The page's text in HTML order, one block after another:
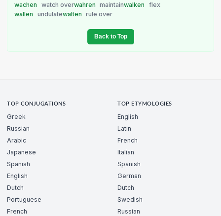
wachen
watch overwahren maintainwalken
flex
wallen
undulatewalten rule over
Back to Top
TOP CONJUGATIONS
Greek
Russian
Arabic
Japanese
Spanish
English
Dutch
Portuguese
French
TOP ETYMOLOGIES
English
Latin
French
Italian
Spanish
German
Dutch
Swedish
Russian